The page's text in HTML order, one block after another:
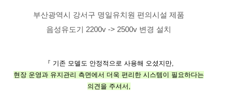
부산광역시 강서구 명일유치원 편의시설 제품
음성유도기 2200v -> 2500v 변경 설치
『 기존 모델도 안정적으로 사용해 오셨지만,
현장 운영과 유지관리 측면에서 더욱 편리한 시스템이 필요하다는
의견을 주셔서,